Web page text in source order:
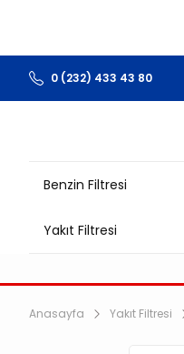
0 (232) 433 43 80
Benzin Filtresi
Yakıt Filtresi
Anasayfa Yakıt Filtresi